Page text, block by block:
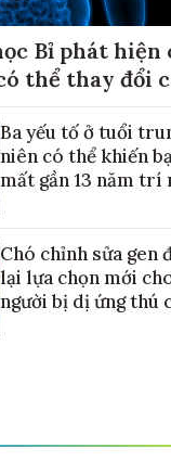
Bỉ phát hiện
thể thay đổi
Ba yếu tố ở tuổi
niên có thể khiến
mất gần 13 năm trí
Chó chỉnh sửa gen
lại lựa chọn mới
người bị dị ứng thú